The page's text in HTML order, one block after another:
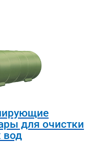
для очистки
вод